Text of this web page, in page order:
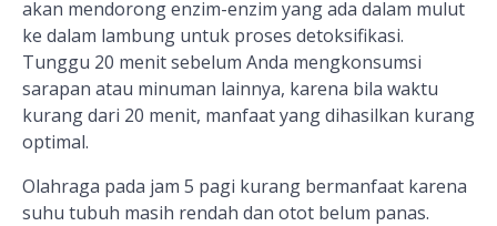
akan mendorong enzim-enzim yang ada dalam mulut
ke dalam lambung untuk proses detoksifikasi.
Tunggu 20 menit sebelum Anda mengkonsumsi
sarapan atau minuman lainnya, karena bila waktu
kurang dari 20 menit, manfaat yang dihasilkan kurang
optimal.
Olahraga pada jam 5 pagi kurang bermanfaat karena
suhu tubuh masih rendah dan otot belum panas.